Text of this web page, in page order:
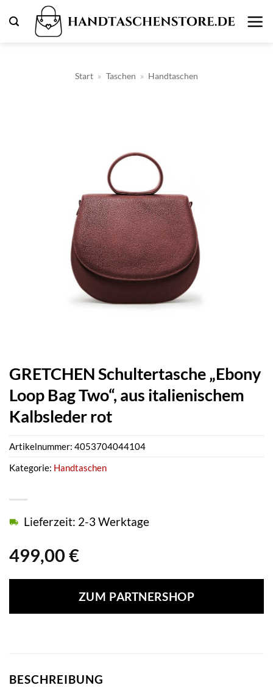
Inhalt
Start » Taschen » Handtaschen
GRETCHEN Schultertasche „Ebony
Loop Bag Two“, aus italienischem
Kalbsleder rot
499,00 €
Lieferzeit: 2-3 Werktage
ZUM PARTNERSHOP
Artikelnummer: 4053704044104
Kategorie: Handtaschen
BESCHREIBUNG